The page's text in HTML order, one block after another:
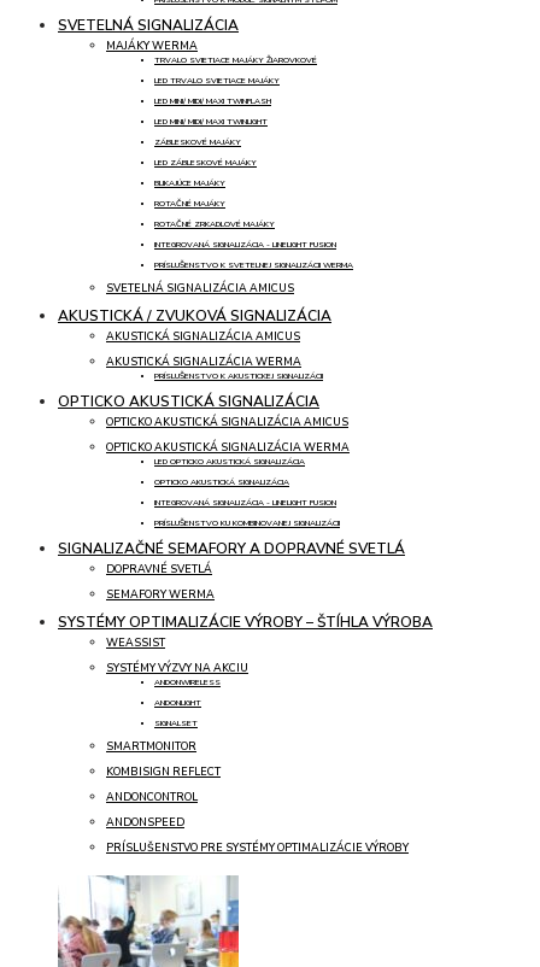
SVETELNÁ SIGNALIZÁCIA
MAJÁKY WERMA
TRVALO SVIETIACE MAJÁKY ŽIAROVKOVÉ
LED TRVALO SVIETIACE MAJÁKY
LED MINI/ MIDI/ MAXI TWINFLASH
LED MINI/ MIDI/ MAXI TWINLIGHT
ZÁBLESKOVÉ MAJÁKY
LED ZÁBLESKOVÉ MAJÁKY
BLIKAJÚCE MAJÁKY
ROTAČNÉ MAJÁKY
ROTAČNÉ ZRKADLOVÉ MAJÁKY
INTEGROVANÁ SIGNALIZÁCIA - LINELIGHT FUSION
PRÍSLUŠENSTVO K SVETELNEJ SIGNALIZÁCII WERMA
SVETELNÁ SIGNALIZÁCIA AMICUS
AKUSTICKÁ / ZVUKOVÁ SIGNALIZÁCIA
AKUSTICKÁ SIGNALIZÁCIA AMICUS
AKUSTICKÁ SIGNALIZÁCIA WERMA
PRÍSLUŠENSTVO K AKUSTICKEJ SIGNALIZÁCII
OPTICKO AKUSTICKÁ SIGNALIZÁCIA
OPTICKO AKUSTICKÁ SIGNALIZÁCIA AMICUS
OPTICKO AKUSTICKÁ SIGNALIZÁCIA WERMA
LED OPTICKO AKUSTICKÁ SIGNALIZÁCIA
OPTICKO AKUSTICKÁ SIGNALIZÁCIA
INTEGROVANÁ SIGNALIZÁCIA - LINELIGHT FUSION
PRÍSLUŠENSTVO KU KOMBINOVANEJ SIGNALIZÁCII
SIGNALIZAČNÉ SEMAFORY A DOPRAVNÉ SVETLÁ
DOPRAVNÉ SVETLÁ
SEMAFORY WERMA
SYSTÉMY OPTIMALIZÁCIE VÝROBY – ŠTÍHLA VÝROBA
WEASSIST
SYSTÉMY VÝZVY NA AKCIU
ANDONWIRELESS
ANDONLIGHT
SIGNALSET
SMARTMONITOR
KOMBISIGN REFLECT
ANDONCONTROL
ANDONSPEED
PRÍSLUŠENSTVO PRE SYSTÉMY OPTIMALIZÁCIE VÝROBY